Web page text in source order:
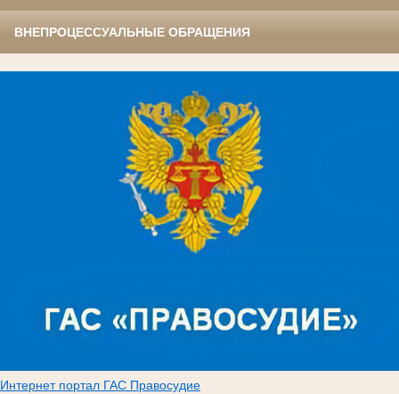
ВНЕПРОЦЕССУАЛЬНЫЕ ОБРАЩЕНИЯ
Интернет портал ГАС Правосудие